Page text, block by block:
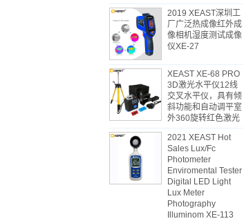
2019 XEAST深圳工
厂广泛热成像红外成
像相机湿度测试成像
仪XE-27
XEAST XE-68 PRO
3D激光水平仪12线
交叉水平仪，具有倾
斜功能和自动调平室
外360旋转红色激光
2021 XEAST Hot
Sales Lux/Fc
Photometer
Enviromental Tester
Digital LED Light
Lux Meter
Photography
Illuminom XE-113